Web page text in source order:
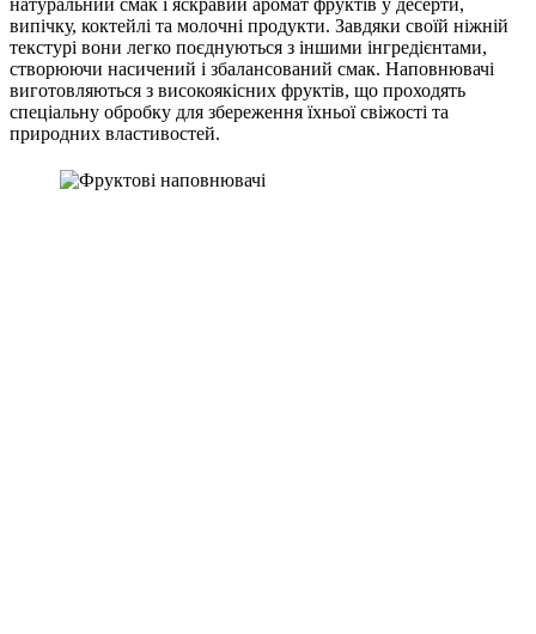
випічку, коктейлі та молочні продукти. Завдяки своїй ніжній
текстурі вони легко поєднуються з іншими інгредієнтами,
створюючи насичений і збалансований смак. Наповнювачі
виготовляються з високоякісних фруктів, що проходять
спеціальну обробку для збереження їхньої свіжості та
природних властивостей.